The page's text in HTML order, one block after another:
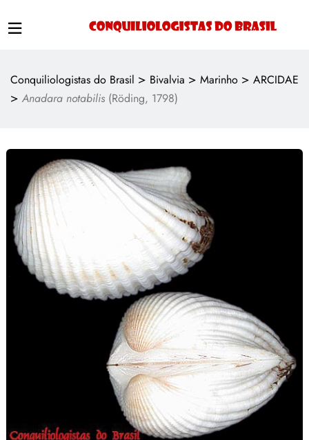
Conquiliologistas do Brasil > Bivalvia > Marinho > ARCIDAE
> Anadara notabilis (Röding, 1798)